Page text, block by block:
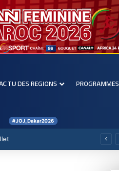
DES REGIONS PROGRAMMES
#JOJ_Dakar2026